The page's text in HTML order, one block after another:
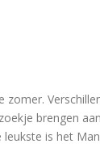
brengen
is het